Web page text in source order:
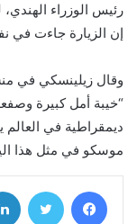
رئيس الوزراء الهندي،
إن الزيارة جاءت
وقال زيلينسكي في
“خيبة أمل كبيرة
ديمقراطية في العالم
موسكو في مثل هذا
فيسبوك تويتر